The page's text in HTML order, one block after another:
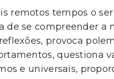
remotos tempos o
de se compreender a
provoca
questiona
e universais,